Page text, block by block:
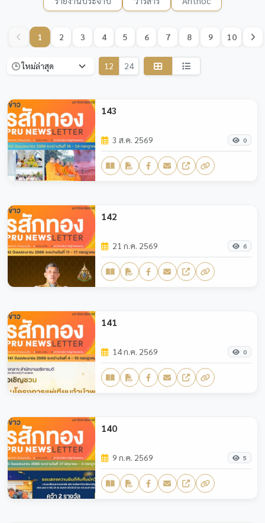
1 2 3 4 5 6 7 8 9 10
12 24
143
3 ส.ค. 2569 0
142
21 ก.ค. 2569 6
141
14 ก.ค. 2569 0
140
9 ก.ค. 2569 5